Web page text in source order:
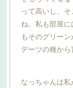
って高いし、
ね。私も部屋
もそのグリー
デーツの種から
なっちゃんは